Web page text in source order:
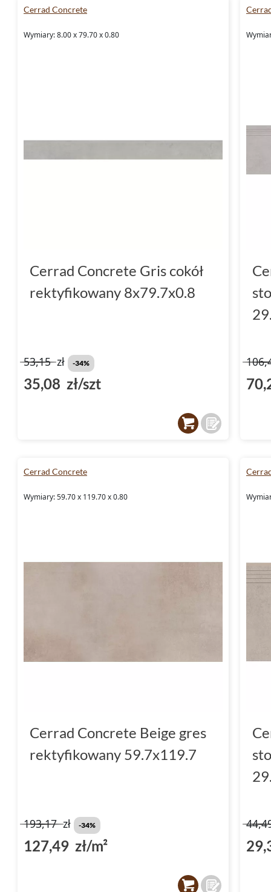
Cerrad Concrete
Wymiary: 8.00 x 79.70 x 0.80
Cerrad Concrete Gris cokół
rektyfikowany 8x79.7x0.8
53,15zł -34%
35,08 zł/szt
Cerrad Concrete
Wymiary: 59.70 x 119.70 x 0.80
Cerrad Concrete Beige gres
rektyfikowany 59.7x119.7
193,17zł -34%
127,49 zł/m²